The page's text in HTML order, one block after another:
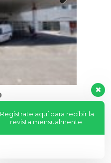
Next
Regístrate aquí para recibir la
revista mensualmente.